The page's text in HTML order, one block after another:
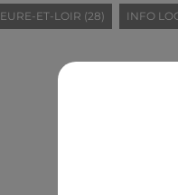
EURE-ET-LOIR (28) INFO